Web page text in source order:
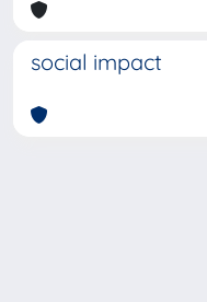
social impact